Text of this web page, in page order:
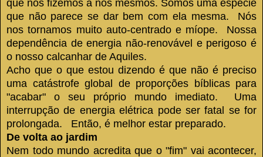
que nós fizemos a nós mesmos. Somos uma espécie
que não parece se dar bem com ela mesma.
Nós
nos tornamos muito auto-centrado e míope.
Nossa
dependência de energia não-renovável e perigoso é
o nosso calcanhar de Aquiles.
Acho que o que estou dizendo é que não é preciso
uma catástrofe global de proporções bíblicas para
"acabar" o seu próprio mundo imediato.
Uma
interrupção de energia elétrica pode ser fatal se for
prolongada.
Então, é melhor estar preparado.
De volta ao jardim
Nem todo mundo acredita que o "fim" vai acontecer,